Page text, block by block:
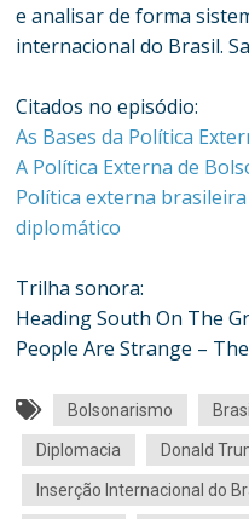
e analisar de forma
internacional do Brasil.
Citados no episódio:
As Bases da Política
A Política Externa de
Política externa
diplomático
Trilha sonora:
Heading South On The
People Are Strange –
Bolsonarismo Brasil
Diplomacia Donald
Inserção Internacional do